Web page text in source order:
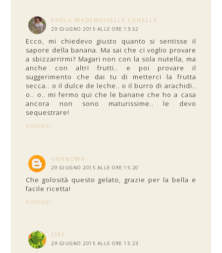
PAOLA MADEMOISELLE CANELLE
29 GIUGNO 2015 ALLE ORE 13:52
Ecco, mi chiedevo giusto quanto si sentisse il
sapore della banana. Ma sai che ci voglio provare
a sbizzarrirmi? Magari non con la sola nutella, ma
anche con altri frutti.. e poi provare il
suggerimento che dai tu di metterci la frutta
secca.. o il dulce de leche.. o il burro di arachidi..
o.. o.. mi fermo qui che le banane che ho a casa
ancora non sono maturissime.. le devo
sequestrare!
RISPONDI
UNKNOWN
29 GIUGNO 2015 ALLE ORE 15:20
Che golosità questo gelato, grazie per la bella e
facile ricetta!
RISPONDI
STEF
29 GIUGNO 2015 ALLE ORE 15:23